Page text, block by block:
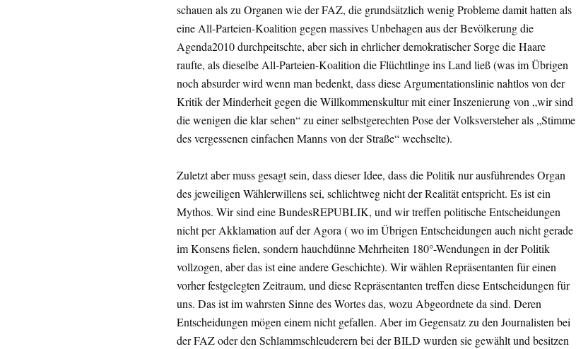
schauen als zu Organen wie der FAZ, die grundsätzlich wenig Probleme damit hatten als
eine All-Parteien-Koalition gegen massives Unbehagen aus der Bevölkerung die
Agenda2010 durchpeitschte, aber sich in ehrlicher demokratischer Sorge die Haare
raufte, als dieselbe All-Parteien-Koalition die Flüchtlinge ins Land ließ (was im Übrigen
noch absurder wird wenn man bedenkt, dass diese Argumentationslinie nahtlos von der
Kritik der Minderheit gegen die Willkommenskultur mit einer Inszenierung von „wir sind
die wenigen die klar sehen“ zu einer selbstgerechten Pose der Volksversteher als „Stimme
des vergessenen einfachen Manns von der Straße“ wechselte).
Zuletzt aber muss gesagt sein, dass dieser Idee, dass die Politik nur ausführendes Organ
des jeweiligen Wählerwillens sei, schlichtweg nicht der Realität entspricht. Es ist ein
Mythos. Wir sind eine BundesREPUBLIK, und wir treffen politische Entscheidungen
nicht per Akklamation auf der Agora ( wo im Übrigen Entscheidungen auch nicht gerade
im Konsens fielen, sondern hauchdünne Mehrheiten 180°-Wendungen in der Politik
vollzogen, aber das ist eine andere Geschichte). Wir wählen Repräsentanten für einen
vorher festgelegten Zeitraum, und diese Repräsentanten treffen diese Entscheidungen für
uns. Das ist im wahrsten Sinne des Wortes das, wozu Abgeordnete da sind. Deren
Entscheidungen mögen einem nicht gefallen. Aber im Gegensatz zu den Journalisten bei
der FAZ oder den Schlammschleuderern bei der BILD wurden sie gewählt und besitzen